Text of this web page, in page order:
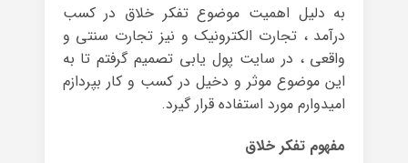
به دلیل اهمیت موضوع تفکر خلاق در کسب
درآمد ، تجارت الکترونیک و نیز تجارت سنتی و
واقعی ، در سایت پول یابی تصمیم گرفتم تا به
این موضوع موثر و دخیل در کسب و کار بپردازم
امیدوارم مورد استفاده قرار گیرد.
مفهوم تفکر خلاق